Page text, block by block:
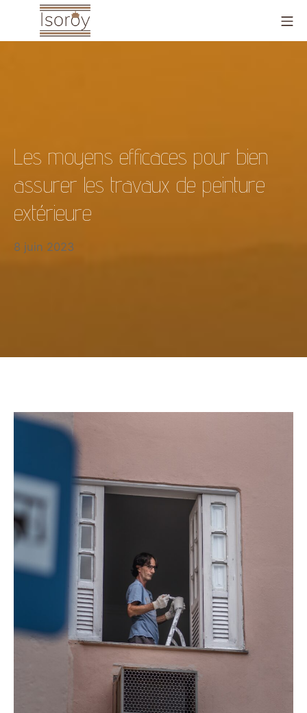
contenu
Les moyens efficaces pour bien
assurer les travaux de peinture
extérieure
8 juin 2023